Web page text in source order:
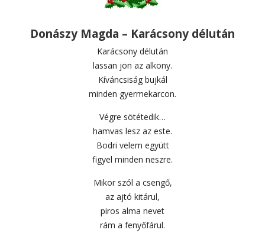
Donászy Magda – Karácsony délután
Karácsony délután
lassan jön az alkony.
Kíváncsiság bujkál
minden gyermekarcon.
Végre sötétedik…
hamvas lesz az este.
Bodri velem együtt
figyel minden neszre.
Mikor szól a csengő,
az ajtó kitárul,
piros alma nevet
rám a fenyőfárul.